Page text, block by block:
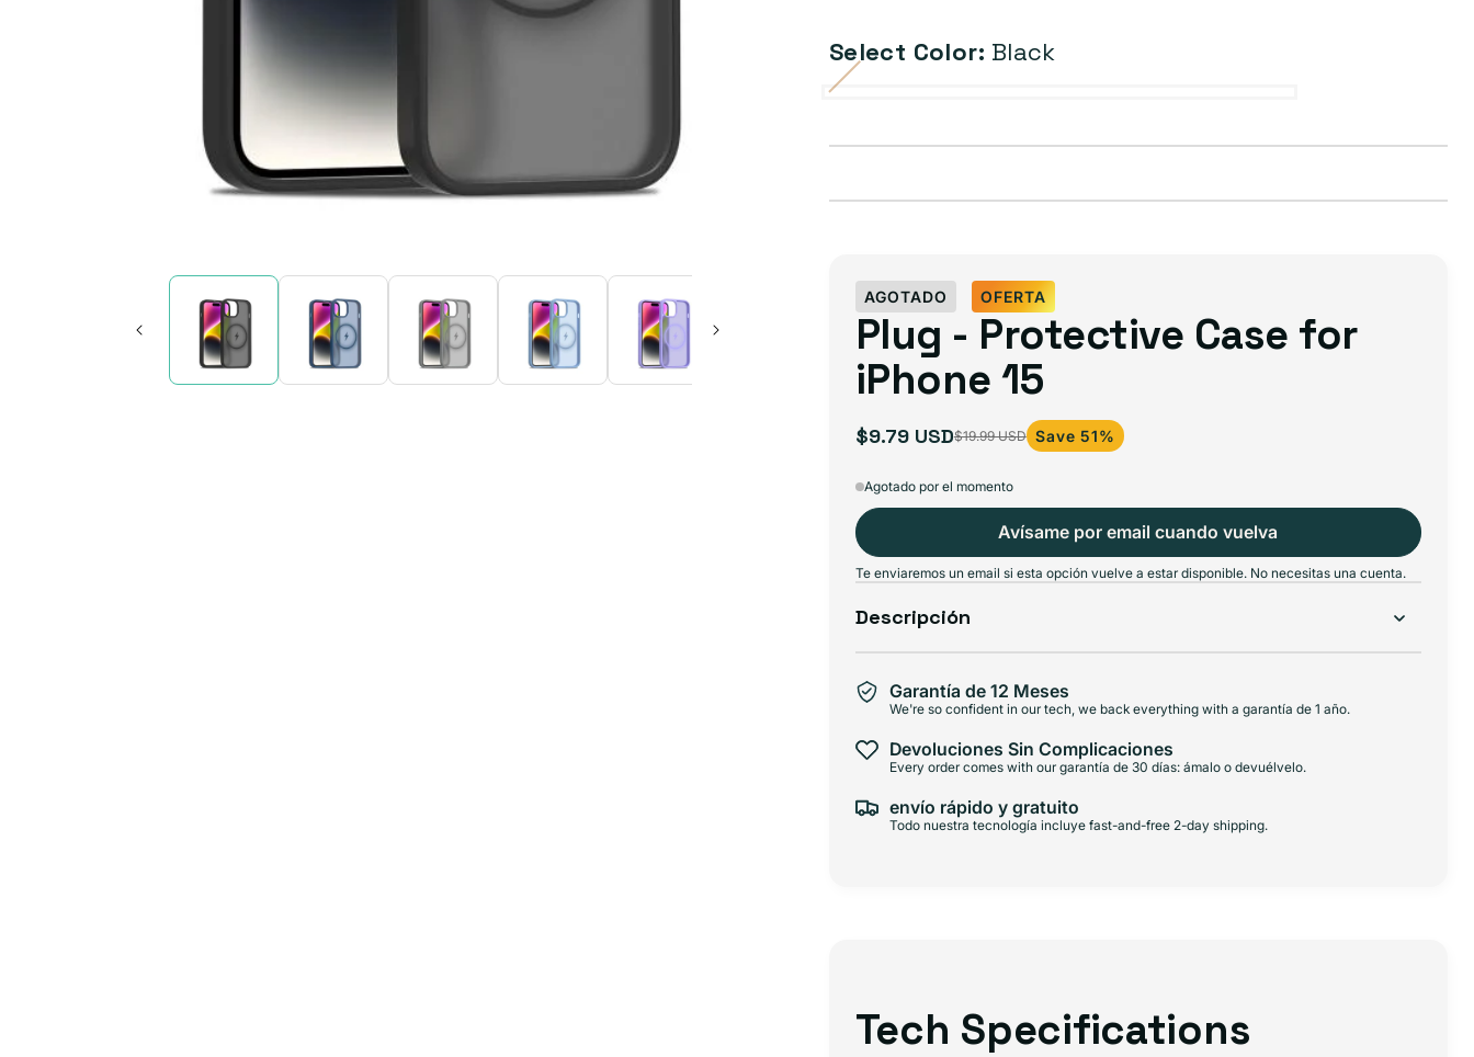
Select Color: Black
no
AGOTADO OFERTA
Plug - Protective Case for
iPhone 15
Precio
oferta
$9.79 USD
Precio
$19.99 USD Save 51%
Agotado por el momento
Avísame por email cuando vuelva
Te enviaremos un email si esta opción vuelve a estar disponible. No necesitas una cuenta.
Descripción
Garantía de 12 Meses
We're so confident in our tech, we back everything with a garantía de 1 año.
Devoluciones Sin Complicaciones
Every order comes with our garantía de 30 días: ámalo o devuélvelo.
envío rápido y gratuito
Todo nuestra tecnología incluye fast-and-free 2-day shipping.
Tech Specifications